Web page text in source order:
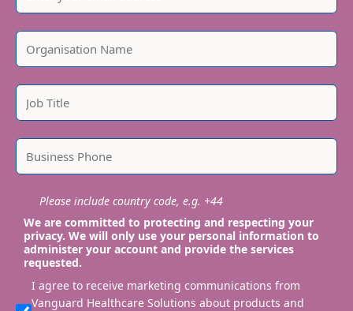
Please include country code, e.g. +44
We are committed to protecting and respecting your
privacy. We will only use your personal information to
administer your account and provide the services
requested.
I agree to receive marketing communications from
Vanguard Healthcare Solutions about products and